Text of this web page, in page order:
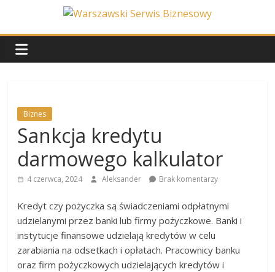
content
Warszawski
Serwis
Biznesowy
Wydarzenia
życia
stolicy
Biznes
Sankcja kredytu
darmowego kalkulator
4 czerwca, 2024 Aleksander Brak komentarzy
Kredyt czy pożyczka są świadczeniami odpłatnymi
udzielanymi przez banki lub firmy pożyczkowe. Banki i
instytucje finansowe udzielają kredytów w celu
zarabiania na odsetkach i opłatach. Pracownicy banku
oraz firm pożyczkowych udzielających kredytów i